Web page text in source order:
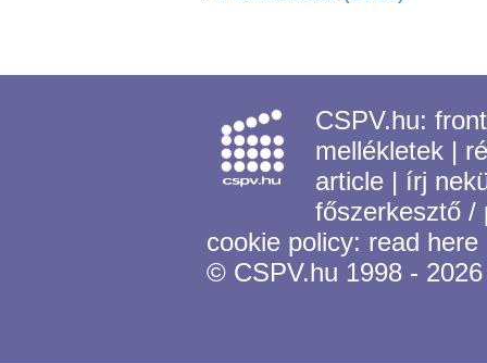
CSPV.hu:
mellékletek |
article | írj
főszerkesztő
cookie policy: read here
© CSPV.hu 1998 - 2026